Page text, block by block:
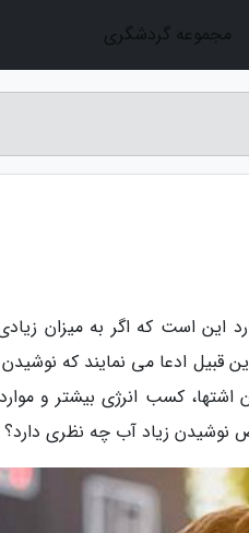
این است که اگر به میزان
قبیل ادعا می نمایند که نوشیدن
کسب انرژی بیشتر و
نوشیدن زیاد آب چه نظری دارد؟
مجموعه گردشگری